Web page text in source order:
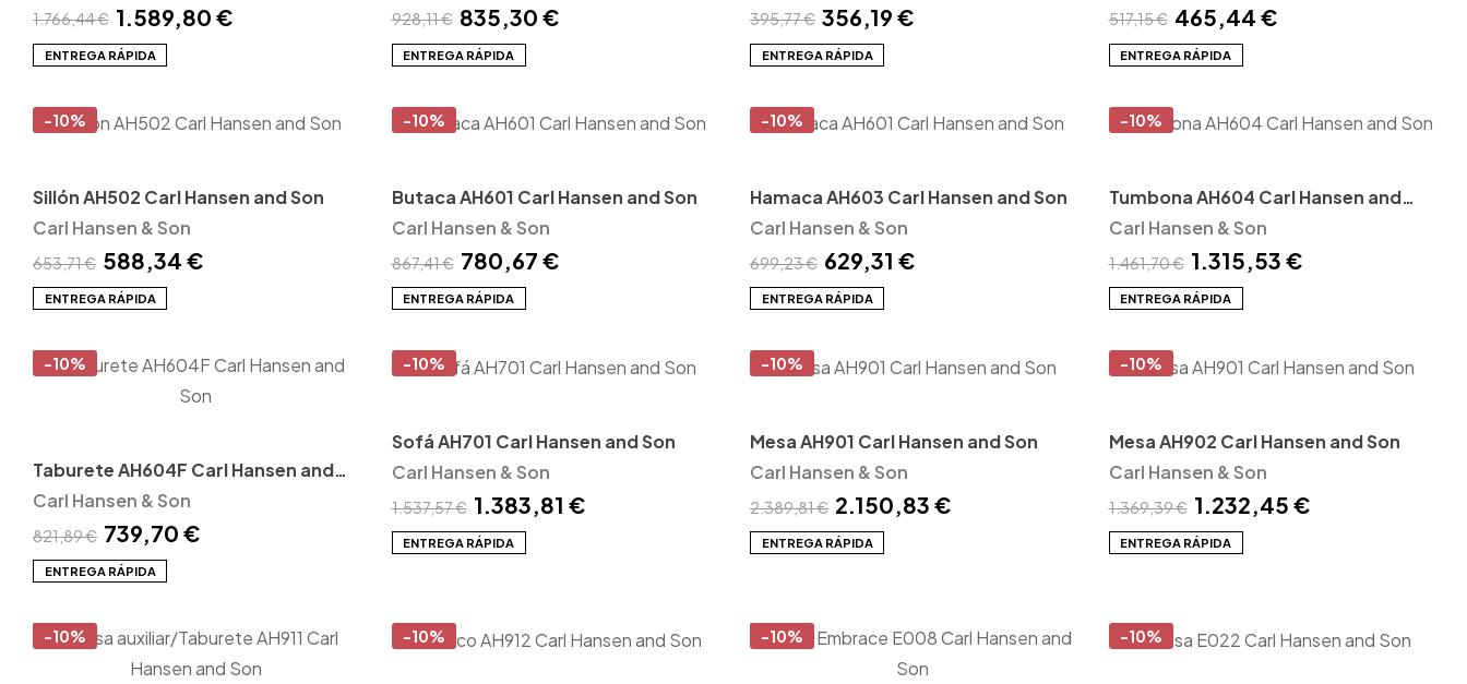
1.766,44 € 1.589,80 €
ENTREGA RÁPIDA
928,11 € 835,30 €
ENTREGA RÁPIDA
395,77 € 356,19 €
ENTREGA RÁPIDA
517,15 € 465,44 €
ENTREGA RÁPIDA
-10%
Sillón AH502 Carl Hansen and Son
Carl Hansen & Son
653,71 € 588,34 €
ENTREGA RÁPIDA
-10%
Butaca AH601 Carl Hansen and Son
Carl Hansen & Son
867,41 € 780,67 €
ENTREGA RÁPIDA
-10%
Hamaca AH603 Carl Hansen and Son
Carl Hansen & Son
699,23 € 629,31 €
ENTREGA RÁPIDA
-10%
Tumbona AH604 Carl Hansen and
Son
Carl Hansen & Son
1.461,70 € 1.315,53 €
ENTREGA RÁPIDA
-10%
Taburete AH604F Carl Hansen and
Son
Carl Hansen & Son
821,89 € 739,70 €
ENTREGA RÁPIDA
-10%
Sofá AH701 Carl Hansen and Son
Carl Hansen & Son
1.537,57 € 1.383,81 €
ENTREGA RÁPIDA
-10%
Mesa AH901 Carl Hansen and Son
Carl Hansen & Son
2.389,81 € 2.150,83 €
ENTREGA RÁPIDA
-10%
Mesa AH902 Carl Hansen and Son
Carl Hansen & Son
1.369,39 € 1.232,45 €
ENTREGA RÁPIDA
-10% -10% -10% -10%